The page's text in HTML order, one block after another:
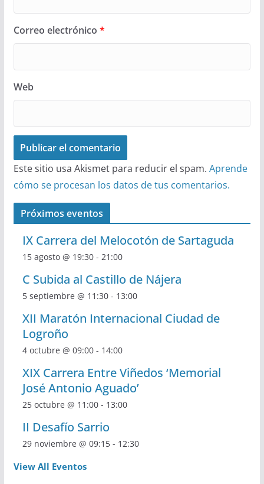
Correo electrónico *
Web
Este sitio usa Akismet para reducir el spam. Aprende
cómo se procesan los datos de tus comentarios.
Próximos eventos
IX Carrera del Melocotón de Sartaguda
15 agosto @ 19:30- 21:00
C Subida al Castillo de Nájera
5 septiembre @ 11:30- 13:00
XII Maratón Internacional Ciudad de
Logroño
4 octubre @ 09:00- 14:00
XIX Carrera Entre Viñedos ‘Memorial
José Antonio Aguado’
25 octubre @ 11:00- 13:00
II Desafío Sarrio
29 noviembre @ 09:15- 12:30
View All Eventos